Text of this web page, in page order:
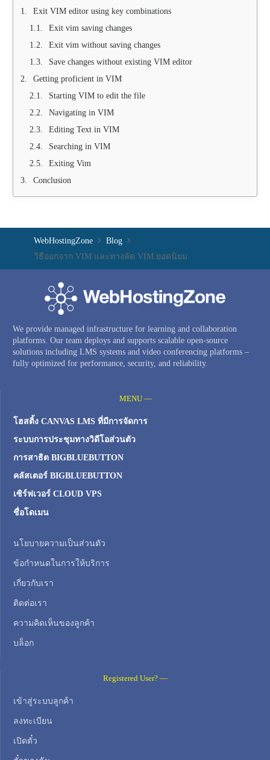
Exit VIM editor using key combinations
Exit vim saving changes
Exit vim without saving changes
Save changes without existing VIM editor
Getting proficient in VIM
Starting VIM to edit the file
Navigating in VIM
Editing Text in VIM
Searching in VIM
Exiting Vim
Conclusion
WebHostingZone
Blog
วิธีออกจาก VIM และทางลัด VIM ยอดนิยม
We provide managed infrastructure for learning and collaboration
platforms. Our team deploys and supports scalable open-source
solutions including LMS systems and video conferencing platforms –
fully optimized for performance, security, and reliability.
MENU —
โฮสติ้ง CANVAS LMS ที่มีการจัดการ
ระบบการประชุมทางวิดีโอส่วนตัว
การสาธิต BIGBLUEBUTTON
คลัสเตอร์ BIGBLUEBUTTON
เซิร์ฟเวอร์ CLOUD VPS
ชื่อโดเมน
นโยบายความเป็นส่วนตัว
ข้อกำหนดในการให้บริการ
เกี่ยวกับเรา
ติดต่อเรา
ความคิดเห็นของลูกค้า
บล็อก
Registered User? —
เข้าสู่ระบบลูกค้า
ลงทะเบียน
เปิดตั๋ว